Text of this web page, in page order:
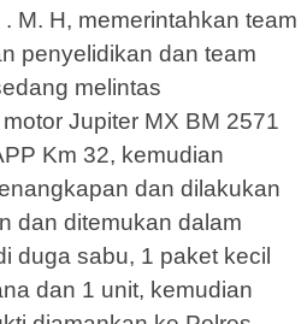
M. H, memerintahkan team
penyelidikan dan team
melintas
Jupiter MX BM 2571
Km 32, kemudian
dan dilakukan
dan ditemukan dalam
duga sabu, 1 paket kecil
dan 1 unit, kemudian